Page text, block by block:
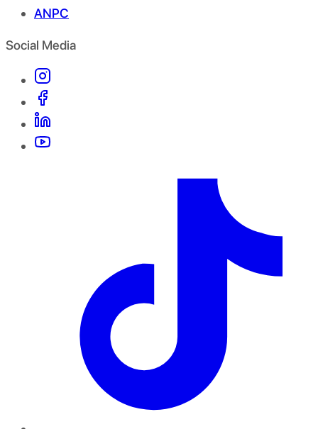
ANPC
Social Media